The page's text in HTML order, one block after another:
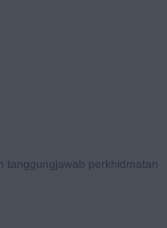
tanggungjawab perkhidmatan